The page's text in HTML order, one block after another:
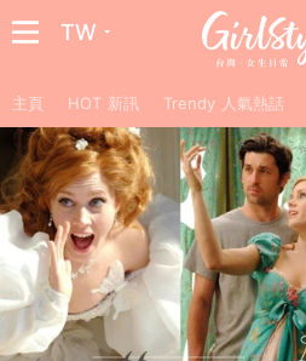
TW
主頁 HOT 新訊 Trendy 人氣熱話